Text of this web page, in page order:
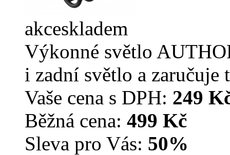
akceskladem
Výkonné světlo
i zadní světlo a
Vaše cena s DPH: 249
Běžná cena: 499 Kč
Sleva pro Vás: 50%